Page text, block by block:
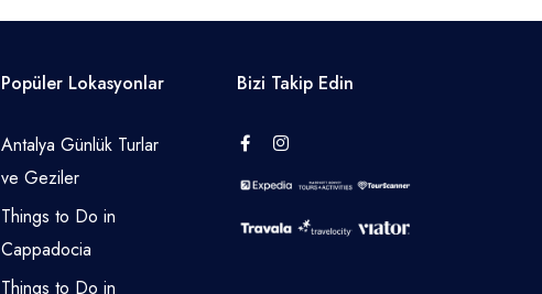
Popüler Lokasyonlar
Antalya Günlük Turlar
ve Geziler
Things to Do in
Cappadocia
Things to Do in
Bizi Takip Edin